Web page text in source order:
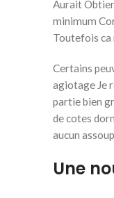
Aurait
minimum
Toutefois ca
Certains
agiotage Je
partie bien
de cotes
aucun
Une